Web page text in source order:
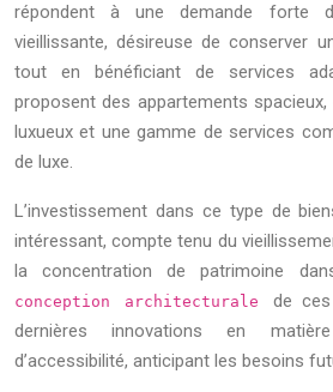
répondent à une demande forte
vieillissante, désireuse de conserver
tout en bénéficiant de services
proposent des appartements
luxueux et une gamme de services
de luxe.
L’investissement dans ce type de
intéressant, compte tenu du
la concentration de patrimoine
conception architecturale de
dernières innovations en
d’accessibilité, anticipant les besoins